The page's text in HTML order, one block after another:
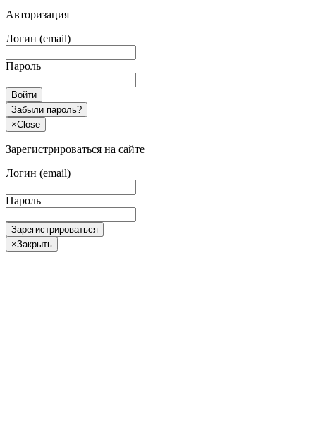
Авторизация
Логин (email)
Пароль
Войти
Забыли пароль?
×Close
Зарегистрироваться на сайте
Логин (email)
Пароль
Зарегистрироваться
×Закрыть